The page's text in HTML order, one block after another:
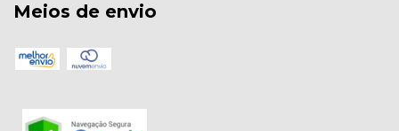
Meios de envio